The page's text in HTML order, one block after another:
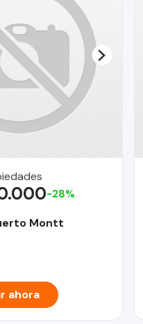
Montt
-28%
ahora